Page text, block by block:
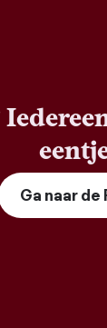
Ga naar de